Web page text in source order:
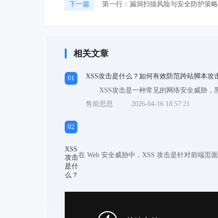
下一篇 第一行：漏洞扫描风险与安全防护策略
相关文章
01 XSS攻击是什么？如何有效防范跨站脚本攻
售前思思 2026-04-16 18:57:21
02
XSS
攻击
是什
么？